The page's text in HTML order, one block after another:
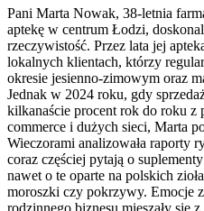
Pani Marta Nowak, 38-letnia
aptekę w centrum Łodzi,
rzeczywistość. Przez lata jej
lokalnych klientach, którzy
okresie jesienno-zimowym oraz
Jednak w 2024 roku, gdy
kilkanaście procent rok do roku z
commerce i dużych sieci, Marta
Wieczorami analizowała raporty
coraz częściej pytają o
nawet o te oparte na polskich
moroszki czy pokrzywy. Emocje
rodzinnego biznesu mieszały się